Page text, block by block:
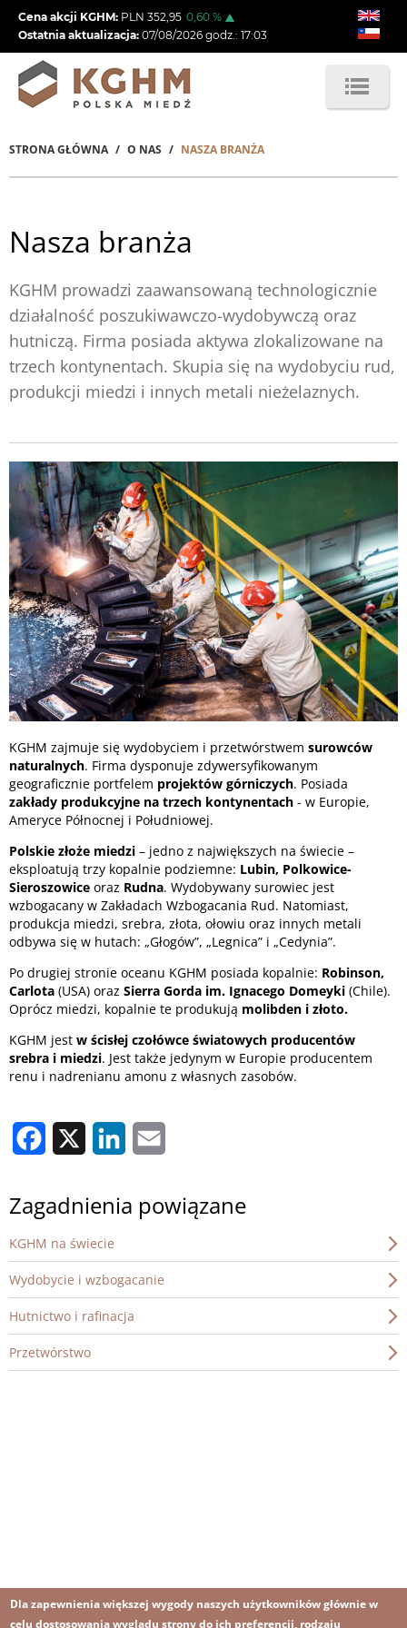
Przejdź
treści
Cena akcji KGHM: PLN 352,95 0,60 %
Ostatnia aktualizacja: 07/08/2026 godz.: 17:03
Ścieżka
STRONA GŁÓWNA O NAS NASZA BRANŻA
Nasza branża
KGHM prowadzi zaawansowaną technologicznie
działalność poszukiwawczo-wydobywczą oraz
hutniczą. Firma posiada aktywa zlokalizowane na
trzech kontynentach. Skupia się na wydobyciu rud,
produkcji miedzi i innych metali nieżelaznych.
KGHM zajmuje się wydobyciem i przetwórstwem surowców
naturalnych. Firma dysponuje zdywersyfikowanym
geograficznie portfelem projektów górniczych. Posiada
zakłady produkcyjne na trzech kontynentach - w Europie,
Ameryce Północnej i Południowej.
Polskie złoże miedzi – jedno z największych na świecie –
eksploatują trzy kopalnie podziemne: Lubin, Polkowice-
Sieroszowice oraz Rudna. Wydobywany surowiec jest
wzbogacany w Zakładach Wzbogacania Rud. Natomiast,
produkcja miedzi, srebra, złota, ołowiu oraz innych metali
odbywa się w hutach: „Głogów”, „Legnica” i „Cedynia”.
Po drugiej stronie oceanu KGHM posiada kopalnie: Robinson,
Carlota (USA) oraz Sierra Gorda im. Ignacego Domeyki (Chile).
Oprócz miedzi, kopalnie te produkują molibden i złoto.
KGHM jest w ścisłej czołówce światowych producentów
srebra i miedzi. Jest także jedynym w Europie producentem
renu i nadrenianu amonu z własnych zasobów.
Facebook LinkedIn
Zagadnienia powiązane
KGHM na świecie
Wydobycie i wzbogacanie
Hutnictwo i rafinacja
Przetwórstwo
Dla zapewnienia większej wygody naszych użytkowników głównie w
celu dostosowania wyglądu strony do ich preferencji, rodzaju